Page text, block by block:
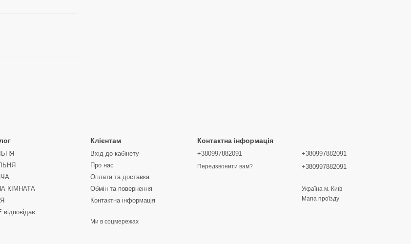
КІМНАТА
відповідає
Клієнтам
Вхід до кабінету
Про нас
Оплата та доставка
Обмін та повернення
Контактна інформація
Ми в соцмережах
Контактна інформація
+380997882091
Передзвонити вам?
+380997882091
+380997882091
Україна м. Київ
Мапа проїзду